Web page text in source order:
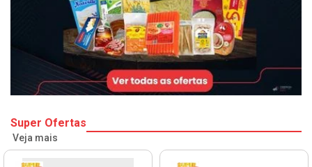
Super Ofertas
Veja mais